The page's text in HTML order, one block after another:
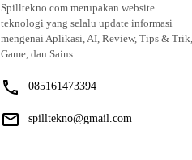
Spilltekno.com merupakan website
teknologi yang selalu update informasi
mengenai Aplikasi, AI, Review, Tips & Trik,
Game, dan Sains.
085161473394
spilltekno@gmail.com